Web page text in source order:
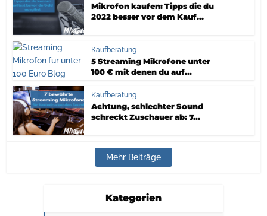
Mikrofon kaufen: Tipps die du
2022 besser vor dem Kauf...
Kaufberatung
5 Streaming Mikrofone unter
100 € mit denen du auf...
Kaufberatung
Achtung, schlechter Sound
schreckt Zuschauer ab: 7...
Mehr Beiträge
Kategorien